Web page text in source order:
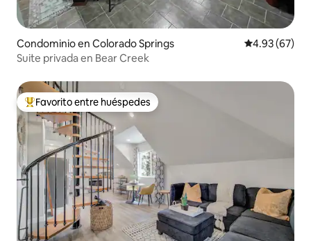
Condominio en Colorado Springs Calificación
4.93 (67)
Suite privada en Bear Creek
De los mejores en Favorito entre huéspedes
Favorito entre huéspedes